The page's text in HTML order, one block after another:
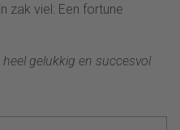
zak viel: Een fortune
gelukkig en succesvol